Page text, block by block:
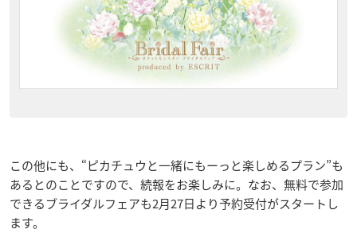
この他にも、“ピカチュウと一緒にもーっと楽しめるプラン”も
あるとのことですので、続報をお楽しみに。なお、無料で参加
できるブライダルフェアも2月27日より予約受付がスタートし
ます。